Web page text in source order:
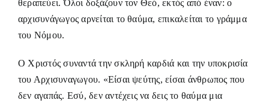
θεραπεύει. Όλοι δοξάζουν τον Θεό, εκτός από έναν: ο
αρχισυνάγωγος αρνείται το θαύμα, επικαλείται το γράμμα
του Νόμου.
Ο Χριστός συναντά την σκληρή καρδιά και την υποκρισία
του Αρχισυναγωγου. «Είσαι ψεύτης, είσαι άνθρωπος που
δεν αγαπάς. Εσύ, δεν αντέχεις να δεις το θαύμα μια